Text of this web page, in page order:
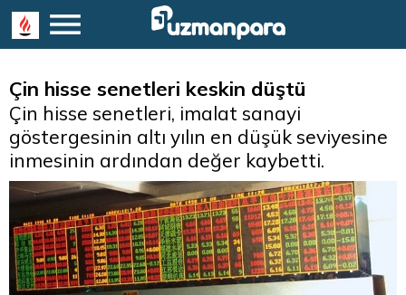
Çin hisse senetleri keskin düştü
Çin hisse senetleri, imalat sanayi
göstergesinin altı yılın en düşük seviyesine
inmesinin ardından değer kaybetti.